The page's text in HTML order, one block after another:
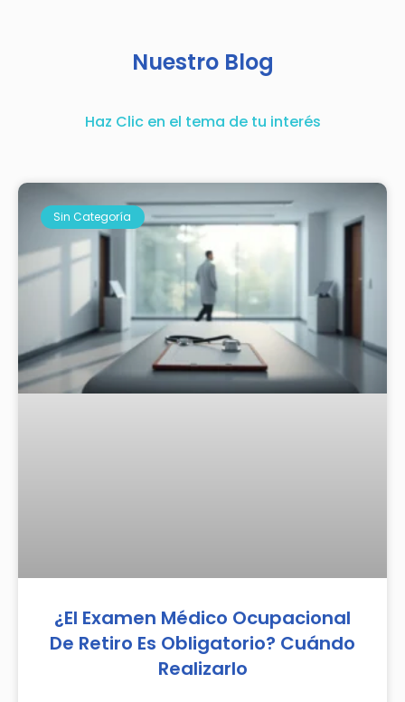
Nuestro Blog
Haz Clic en el tema de tu interés
Sin Categoría
¿El Examen Médico Ocupacional
De Retiro Es Obligatorio? Cuándo
Realizarlo